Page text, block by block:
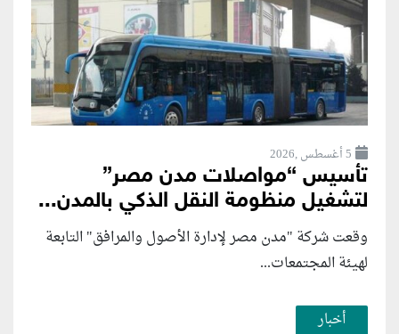
5 أغسطس ,2026
تأسيس “مواصلات مدن مصر”
لتشغيل منظومة النقل الذكي بالمدن...
وقعت شركة "مدن مصر لإدارة الأصول والمرافق" التابعة
لهيئة المجتمعات...
أخبار